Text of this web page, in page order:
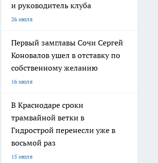
и руководитель клуба
26 июля
Первый замглавы Сочи Сергей
Коновалов ушел в отставку по
собственному желанию
16 июля
В Краснодаре сроки
трамвайной ветки в
Гидрострой перенесли уже в
восьмой раз
15 июля